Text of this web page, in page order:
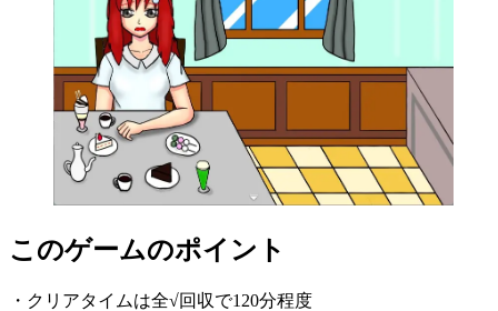
このゲームのポイント
・クリアタイムは全√回収で120分程度